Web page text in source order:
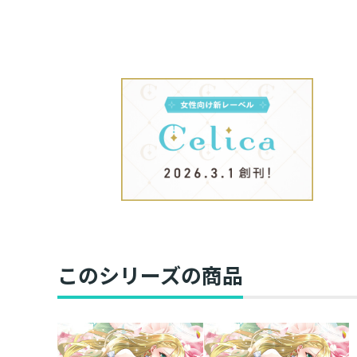
このシリーズの商品